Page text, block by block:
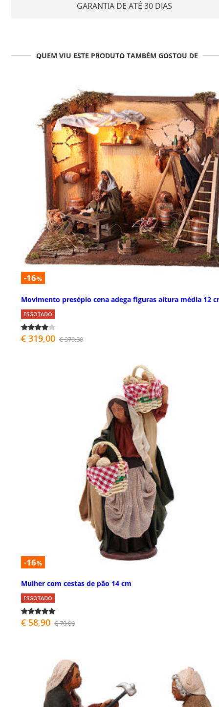
GARANTIA DE ATÉ 30 DIAS
QUEM VIU ESTE PRODUTO TAMBÉM GOSTOU DE
-16%
Movimento presépio cena adega figuras altura média 12
ESGOTADO
€ 319,00 € 379,00
-16%
Mulher com cestas de pão 14 cm
ESGOTADO
€ 58,90 € 70,00